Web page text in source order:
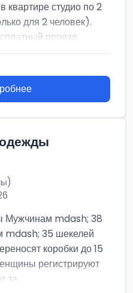
квартире студио по 2
для 2 человек).
проезд...
Мужчинам mdash; 38
mdash; 35 шекелей
коробки до 15
регистрируют